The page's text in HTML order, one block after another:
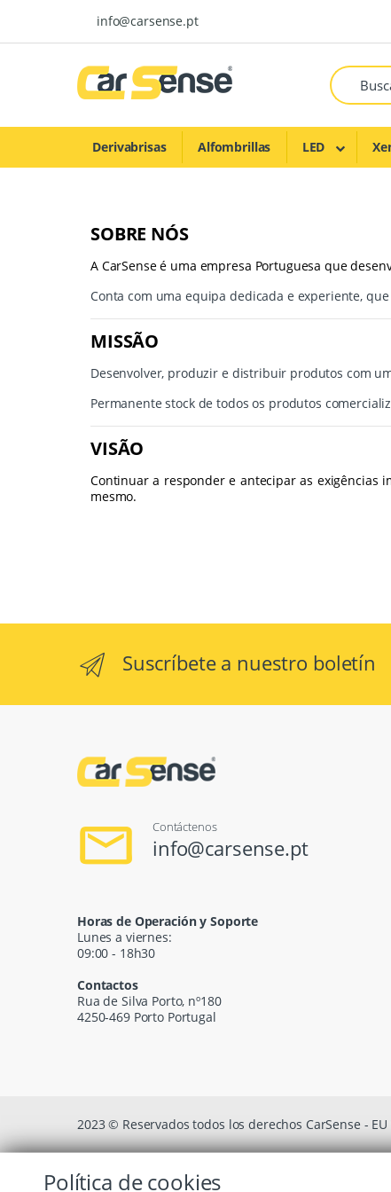
info@carsense.pt
Derivabrisas Alfombrillas LED
SOBRE NÓS
A CarSense é uma empresa Portuguesa que
Conta com uma equipa dedicada e experiente,
MISSÃO
Desenvolver, produzir e distribuir produtos com
Permanente stock de todos os produtos
VISÃO
Continuar a responder e antecipar as exigências
mesmo.
Suscríbete a nuestro boletín
Contáctenos
info@carsense.pt
Horas de Operación y Soporte
Lunes a viernes:
09:00 - 18h30
Contactos
Rua de Silva Porto, nº180
4250-469 Porto Portugal
2023 © Reservados todos los derechos CarSense -
Política de cookies